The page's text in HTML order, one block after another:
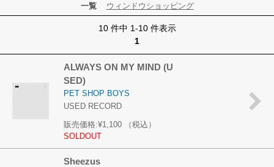
一覧 ウィンドウショッピング
10 件中 1-10 件表示
1
ALWAYS ON MY MIND (U
SED)
PET SHOP BOYS
USED RECORD
販売価格:¥1,100
（税込）
SOLDOUT
Sheezus